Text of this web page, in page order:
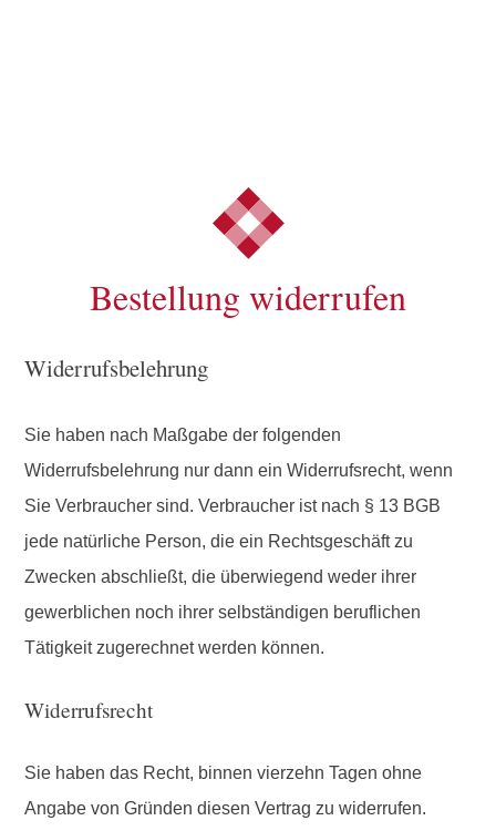
Bestellung widerrufen
Widerrufsbelehrung
Sie haben nach Maßgabe der folgenden
Widerrufsbelehrung nur dann ein Widerrufsrecht, wenn
Sie Verbraucher sind. Verbraucher ist nach § 13 BGB
jede natürliche Person, die ein Rechtsgeschäft zu
Zwecken abschließt, die überwiegend weder ihrer
gewerblichen noch ihrer selbständigen beruflichen
Tätigkeit zugerechnet werden können.
Widerrufsrecht
Sie haben das Recht, binnen vierzehn Tagen ohne
Angabe von Gründen diesen Vertrag zu widerrufen.